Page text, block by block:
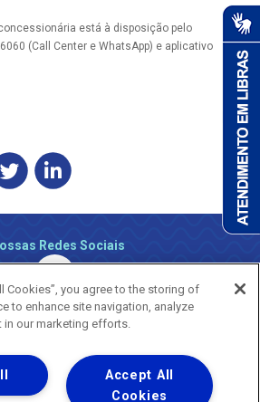
está à disposição pelo
(Call Center e WhatsApp) e aplicativo
Redes Sociais
empresa
Copyright ® 2026 - Todos os Direitos Reservados.
Cookies”, you agree to the storing of
to enhance site navigation, analyze
in our marketing efforts.
Accept All
Cookies